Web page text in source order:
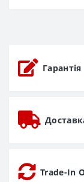
Гарантія
Trade-In